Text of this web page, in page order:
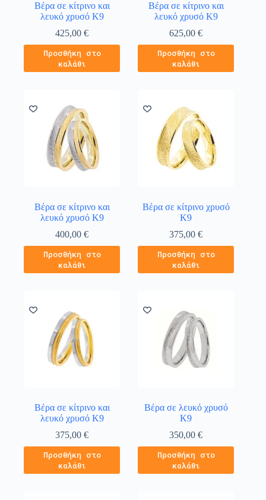
Βέρα σε κίτρινο και
λευκό χρυσό Κ9
425,00€
Προσθήκη στο
καλάθι
Βέρα σε κίτρινο και
λευκό χρυσό Κ9
625,00€
Προσθήκη στο
καλάθι
Βέρα σε κίτρινο και
λευκό χρυσό Κ9
400,00€
Προσθήκη στο
καλάθι
Βέρα σε κίτρινο χρυσό
Κ9
375,00€
Προσθήκη στο
καλάθι
Βέρα σε κίτρινο και
λευκό χρυσό Κ9
375,00€
Προσθήκη στο
καλάθι
Βέρα σε λευκό χρυσό
Κ9
350,00€
Προσθήκη στο
καλάθι